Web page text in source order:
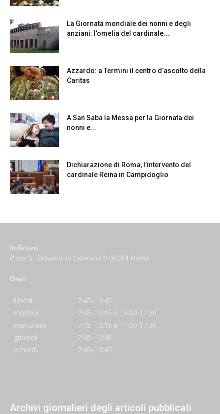
La Giornata mondiale dei nonni e degli
anziani: l’omelia del cardinale...
Azzardo: a Termini il centro d’ascolto della
Caritas
A San Saba la Messa per la Giornata dei
nonni e...
Dichiarazione di Roma, l’intervento del
cardinale Reina in Campidoglio
Indirizzo
P.zza S. Giovanni in Laterano 6 00184 Roma
Orari
lunedi:
7:45–13:45
martedi:
7:45–13:15 e 14:00-17:30
mercoledi:
7:45–13:15 e 14:00-17:30
giovedi:
7:45–13:45
venerdi:
7:45–13:45
Archivi giornalieri degli articoli pubblicati